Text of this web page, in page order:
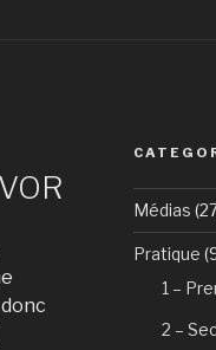
Médias
Pratique
1 –
2 –